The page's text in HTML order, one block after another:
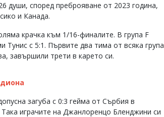
души, според преброяване от 2023 година,
и Канада.
крачка към 1/16-финалите. В група F
Тунис с 5:1. Първите два тима от всяка група
завършили трети в карето си.
загуба с 0:3 гейма от Сърбия в
играчите на Джанлоренцо Бленджини си